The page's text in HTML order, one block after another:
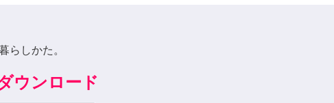
らしかた。
ウンロード